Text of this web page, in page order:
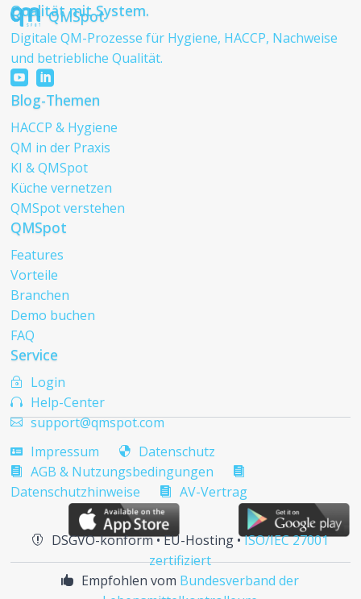
QMSpot
Qualität mit System.
Digitale QM-Prozesse für Hygiene, HACCP, Nachweise
und betriebliche Qualität.


Blog-Themen
HACCP & Hygiene
QM in der Praxis
KI & QMSpot
Küche vernetzen
QMSpot verstehen
QMSpot
Features
Vorteile
Branchen
Demo buchen
FAQ
Service
~ Login
 Help-Center
 support@qmspot.com
 Impressum  Datenschutz
 AGB & Nutzungsbedingungen 
Datenschutzhinweise  AV-Vertrag
 DSGVO-konform • EU-Hosting •ISO/IEC 27001
zertifiziert
 Empfohlen vom Bundesverband der